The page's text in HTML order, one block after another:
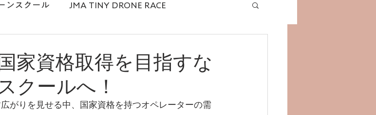
ンスクール JMA TINY DRONE RACE
ー 講演勉強会
家資格取得を目指すな
クールへ！
がりを見せる中、国家資格を持つオペレーターの需